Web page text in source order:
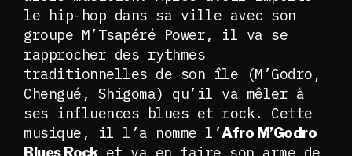
le hip-hop dans sa ville avec son
groupe M’Tsapéré Power, il va se
rapprocher des rythmes
traditionnelles de son île (M’Godro,
Chengué, Shigoma) qu’il va mêler à
ses influences blues et rock. Cette
musique, il l’a nomme l’Afro M’Godro
Blues Rocket va en faire son arme de